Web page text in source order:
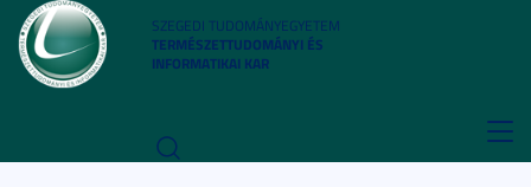
SZEGEDI TUDOMÁNYEGYETEM
TERMÉSZETTUDOMÁNYI ÉS
INFORMATIKAI KAR